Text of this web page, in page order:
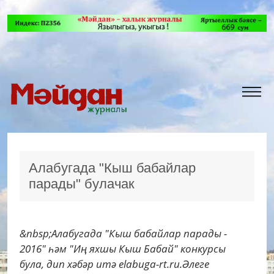
Алабугада "Кыш бабайлар
парады" булачак
&nbsp;Алабугада "Кыш бабайлар парады -
2016" һәм "Иң яхшы Кыш Бабай" конкурсы
була, дип хәбәр итә elabuga-rt.ru.Әлеге